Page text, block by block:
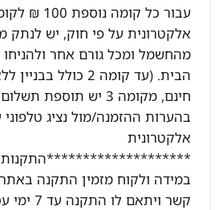
עבור כל קומה
אלקטרונית על פי חוק, יש לנתק
מהחשמל ומכל גורם אחר ולהניחו
הבית. (עד קומה 2 כולל
חינם, מקומה 3 יש תוספת
בהערות ההזמנה/מול נציג טלפוני
אלקטרונית
במידה ולקוח מזמין התקנה באתר
קשר ויתאם לו